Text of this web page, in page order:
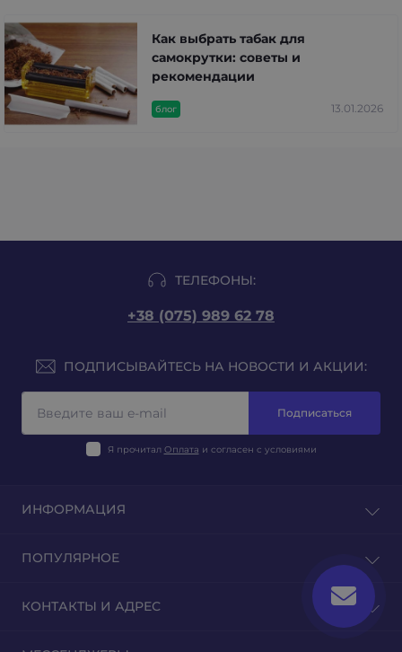
блог 13.01.2026
Как выбрать табак для
самокрутки: советы и
рекомендации
ТЕЛЕФОНЫ:
+38 (075) 989 62 78
ПОДПИСЫВАЙТЕСЬ НА НОВОСТИ И АКЦИИ:
Подписаться
Я прочитал Оплата и согласен с условиями
ИНФОРМАЦИЯ
Отзывы
Возврат товара
ПОПУЛЯРНОЕ
Табак для гильз
КОНТАКТЫ И АДРЕС